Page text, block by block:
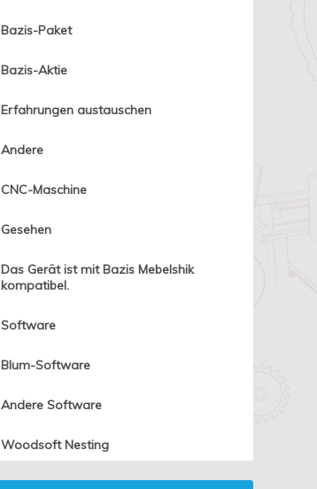
Bazis-Paket
Bazis-Aktie
Erfahrungen austauschen
Andere
CNC-Maschine
Gesehen
Das Gerät ist mit Bazis Mebelshik
kompatibel.
Software
Blum-Software
Andere Software
Woodsoft Nesting